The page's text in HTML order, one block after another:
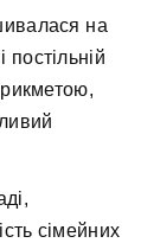
на
сімейних